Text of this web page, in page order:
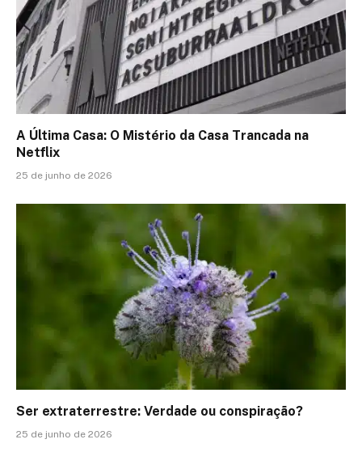
A Última Casa: O Mistério da Casa Trancada na
Netflix
25 de junho de 2026
Ser extraterrestre: Verdade ou conspiração?
25 de junho de 2026